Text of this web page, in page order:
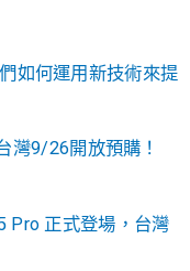
如何運用新技術來提
灣9/26開放預購！
Pro 正式登場，台灣